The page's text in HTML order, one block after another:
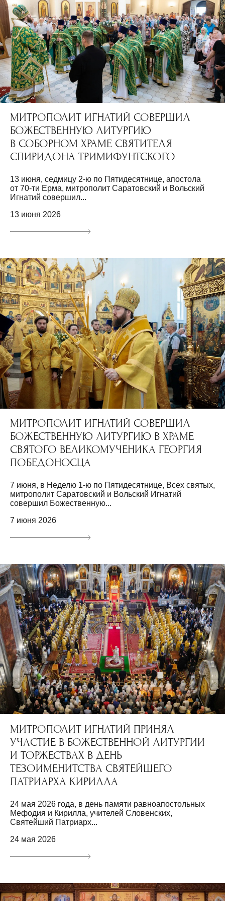
МИТРОПОЛИТ ИГНАТИЙ СОВЕРШИЛ
БОЖЕСТВЕННУЮ ЛИТУРГИЮ
В СОБОРНОМ ХРАМЕ СВЯТИТЕЛЯ
СПИРИДОНА ТРИМИФУНТСКОГО
13 июня, седмицу 2-ю по Пятидесятнице, апостола
от 70-ти Ерма, митрополит Саратовский и Вольский
Игнатий совершил...
13 июня 2026
МИТРОПОЛИТ ИГНАТИЙ СОВЕРШИЛ
БОЖЕСТВЕННУЮ ЛИТУРГИЮ В ХРАМЕ
СВЯТОГО ВЕЛИКОМУЧЕНИКА ГЕОРГИЯ
ПОБЕДОНОСЦА
7 июня, в Неделю 1-ю по Пятидесятнице, Всех святых,
митрополит Саратовский и Вольский Игнатий
совершил Божественную...
7 июня 2026
МИТРОПОЛИТ ИГНАТИЙ ПРИНЯЛ
УЧАСТИЕ В БОЖЕСТВЕННОЙ ЛИТУРГИИ
И ТОРЖЕСТВАХ В ДЕНЬ
ТЕЗОИМЕНИТСТВА СВЯТЕЙШЕГО
ПАТРИАРХА КИРИЛЛА
24 мая 2026 года, в день памяти равноапостольных
Мефодия и Кирилла, учителей Словенских,
Святейший Патриарх...
24 мая 2026